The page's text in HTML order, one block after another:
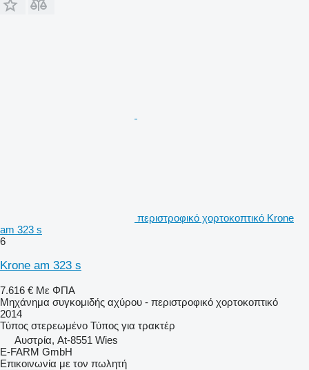
περιστροφικό χορτοκοπτικό Krone
am 323 s
6
Krone am 323 s
7.616 € Με ΦΠΑ
Μηχάνημα συγκομιδής αχύρου - περιστροφικό χορτοκοπτικό
2014
Τύπος στερεωμένο Τύπος για τρακτέρ
Αυστρία, At-8551 Wies
E-FARM GmbH
Επικοινωνία με τον πωλητή